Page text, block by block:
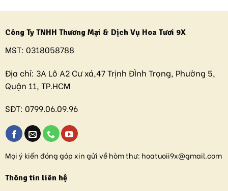
Công Ty TNHH Thương Mại & Dịch Vụ Hoa Tươi 9X
MST: 0318058788
Địa chỉ: 3A Lô A2 Cư xá,47 Trịnh ĐÌnh Trọng, Phường 5,
Quận 11, TP.HCM
SĐT: 0799.06.09.96
Mọi ý kiến đóng góp xin gửi về hòm thư: hoatuoii9x@gmail.com
Thông tin liên hệ